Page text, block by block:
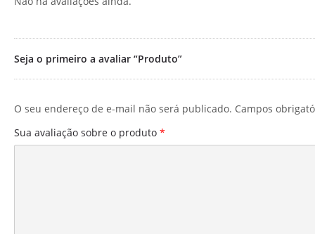
Seja o primeiro a avaliar “Produto”
O seu endereço de e-mail não será publicado. Campos
Sua avaliação sobre o produto *